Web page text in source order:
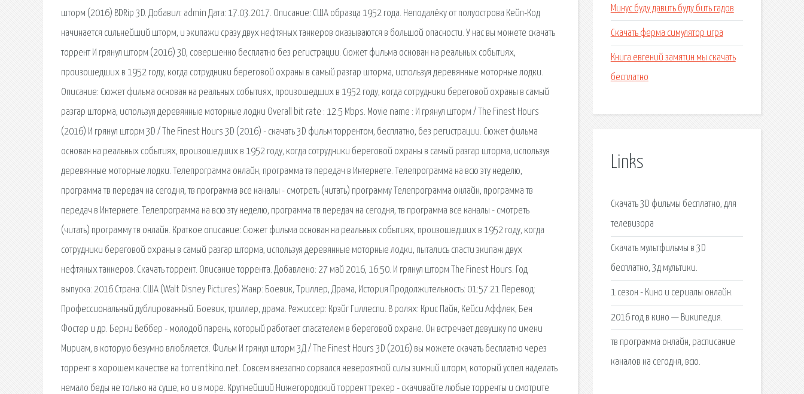
шторм (2016) BDRip 3D. Добавил: admin Дата: 17.03.2017. Описание: США образца 1952 года. Неподалёку от полуострова Кейп-Код
начинается сильнейший шторм, и экипажи сразу двух нефтяных танкеров оказываются в большой опасности. У нас вы можете скачать
торрент И грянул шторм (2016) 3D, совершенно бесплатно без регистрации. Сюжет фильма основан на реальных событиях,
произошедших в 1952 году, когда сотрудники береговой охраны в самый разгар шторма, используя деревянные моторные лодки.
Описание: Сюжет фильма основан на реальных событиях, произошедших в 1952 году, когда сотрудники береговой охраны в самый
разгар шторма, используя деревянные моторные лодки Overall bit rate : 12.5 Mbps. Movie name : И грянул шторм / The Finest Hours
(2016) И грянул шторм 3D / The Finest Hours 3D (2016) - скачать 3D фильм торрентом, бесплатно, без регистрации. Сюжет фильма
основан на реальных событиях, произошедших в 1952 году, когда сотрудники береговой охраны в самый разгар шторма, используя
деревянные моторные лодки. Телепрограмма онлайн, программа тв передач в Интернете. Телепрограмма на всю эту неделю,
программа тв передач на сегодня, тв программа все каналы - смотреть (читать) программу Телепрограмма онлайн, программа тв
передач в Интернете. Телепрограмма на всю эту неделю, программа тв передач на сегодня, тв программа все каналы - смотреть
(читать) программу тв онлайн. Краткое описание: Сюжет фильма основан на реальных событиях, произошедших в 1952 году, когда
сотрудники береговой охраны в самый разгар шторма, используя деревянные моторные лодки, пытались спасти экипаж двух
нефтяных танкеров. Скачать торрент. Описание торрента. Добавлено: 27 май 2016, 16:50. И грянул шторм The Finest Hours. Год
выпуска: 2016 Страна: США (Walt Disney Pictures) Жанр: Боевик, Триллер, Драма, История Продолжительность: 01:57:21 Перевод:
Профессиональный дублированный. Боевик, триллер, драма. Режиссер: Крэйг Гиллеспи. В ролях: Крис Пайн, Кейси Аффлек, Бен
Фостер и др. Берни Веббер - молодой парень, который работает спасателем в береговой охране. Он встречает девушку по имени
Мириам, в которую безумно влюбляется. Фильм И грянул шторм 3Д / The Finest Hours 3D (2016) вы можете скачать бесплатно через
торрент в хорошем качестве на torrentkino.net. Совсем внезапно сорвался невероятной силы зимний шторм, который успел наделать
немало беды не только на суше, но и в море. Крупнейший Нижегородский торрент трекер - скачивайте любые торренты и смотрите
Минус буду давить буду бить гадов
Скачать ферма симулятор игра
Книга евгений замятин мы скачать
бесплатно
Links
Скачать 3D фильмы бесплатно, для
телевизора
Скачать мультфильмы в 3D
бесплатно, 3д мультики.
1 сезон - Кино и сериалы онлайн.
2016 год в кино — Википедия.
тв программа онлайн, расписание
каналов на сегодня, всю.